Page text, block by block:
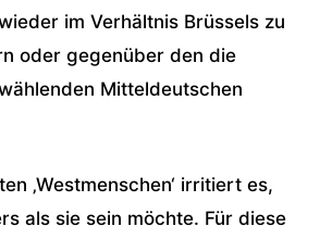
im Verhältnis Brüssels zu
oder gegenüber den die
Mitteldeutschen
‚Westmenschen‘ irritiert es,
als sie sein möchte. Für diese